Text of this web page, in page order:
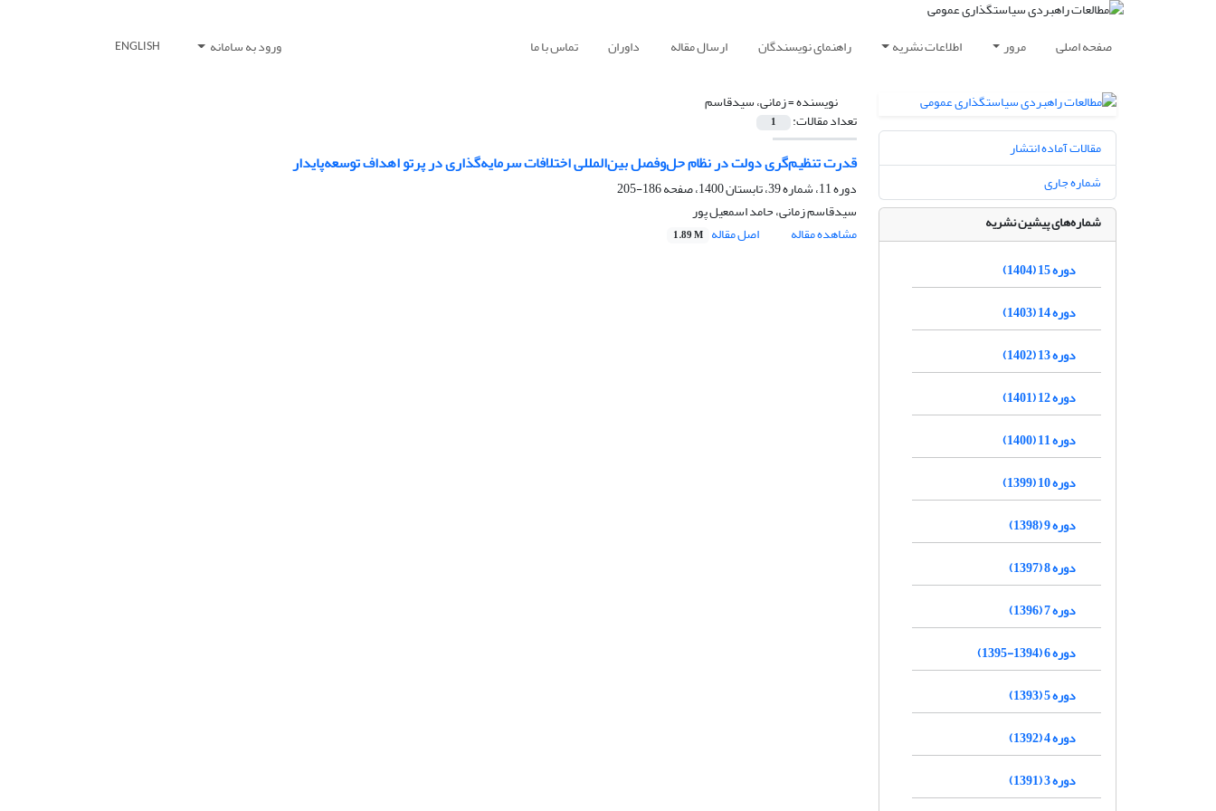
صفحه اصلی مرور اطلاعات نشریه راهنمای نویسندگان ارسال مقاله داوران تماس با ما ورود به سامانه ENGLISH
نویسنده =زمانی، سیدقاسم
تعداد مقالات: 1
قدرت تنظیم‌گری دولت در نظام حل‌وفصل بین‌المللی اختلافات سرمایه‌گذاری در پرتو اهداف توسعه‌پایدار
دوره 11، شماره 39، تابستان 1400، صفحه
186-205
سیدقاسم زمانی، حامد اسمعیل پور
مشاهده مقاله
اصل مقاله 1.89 M
مقالات آماده انتشار
شماره جاری
شماره‌های پیشین نشریه
دوره 15 (1404)
دوره 14 (1403)
دوره 13 (1402)
دوره 12 (1401)
دوره 11 (1400)
دوره 10 (1399)
دوره 9 (1398)
دوره 8 (1397)
دوره 7 (1396)
دوره 6 (1394-1395)
دوره 5 (1393)
دوره 4 (1392)
دوره 3 (1391)